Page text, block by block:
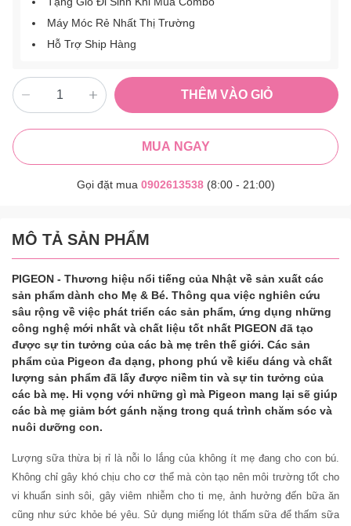
Máy Móc Rẻ Nhất Thị Trường
Hỗ Trợ Ship Hàng
THÊM VÀO GIỎ
MUA NGAY
Gọi đặt mua 0902613538(8:00 - 21:00)
MÔ TẢ SẢN PHẨM
PIGEON - Thương hiệu nổi tiếng của Nhật về sản xuất các
sản phẩm dành cho Mẹ & Bé. Thông qua việc nghiên cứu
sâu rộng về việc phát triển các sản phẩm, ứng dụng những
công nghệ mới nhất và chất liệu tốt nhất PIGEON đã tạo
được sự tin tưởng của các bà mẹ trên thế giới. Các sản
phẩm của Pigeon đa dạng, phong phú về kiểu dáng và chất
lượng sản phẩm đã lấy được niềm tin và sự tin tưởng của
các bà mẹ. Hi vọng với những gì mà Pigeon mang lại sẽ giúp
các bà mẹ giảm bớt gánh nặng trong quá trình chăm sóc và
nuôi dưỡng con.
Lượng sữa thừa bị rỉ là nỗi lo lắng của không ít mẹ đang cho con bú.
Không chỉ gây khó chịu cho cơ thể mà còn tạo nên môi trường tốt cho
vi khuẩn sinh sôi, gây viêm nhiễm cho ti mẹ, ảnh hưởng đến bữa ăn
cũng như sức khỏe bé yêu. Sử dụng miếng lót thấm sữa để thấm sữa